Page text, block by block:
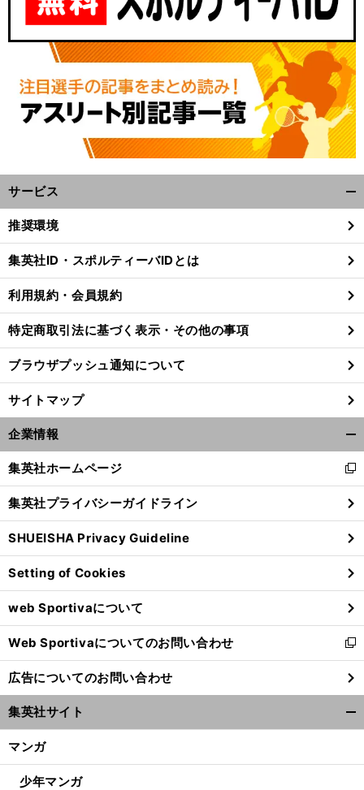
サービス
閉
る
推奨環境
集英社ID・スポルティーバIDとは
利用規約・会員規約
特定商取引法に基づく表示・その他の事項
ブラウザプッシュ通知について
サイトマップ
企業情報
閉
る
集英社ホームページ
新
し
い
ウ
ィ
ン
ド
ウ
で
開
く
集英社プライバシーガイドライン
SHUEISHA Privacy Guideline
Setting of Cookies
web Sportivaについて
Web Sportivaについてのお問い合わせ
新
し
い
ウ
ィ
ン
ウ
広告についてのお問い合わせ
集英社サイト
マンガ
少年マンガ